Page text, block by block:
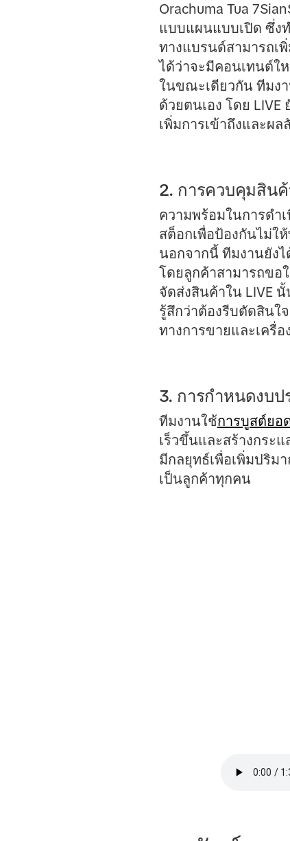
Orachuma Tua
แบบแผนแบบเปิด ซึ่ง
ทางแบรนด์สามารถเ
ได้ว่าจะมีคอนเทนต์ใ
ในขณะเดียวกัน ทีมง
ด้วยตนเอง โดย
เพิ่มการเข้าถึงและผล
2. การควบคุมสิน
ความพร้อมในการดำ
สต็อกเพื่อป้องกันไม่ใ
นอกจากนี้ ทีมงานยัง
โดยลูกค้าสามารถขอ
จัดส่งสินค้าใน LIVE
รู้สึกว่าต้องรีบตัดสินใ
ทางการขายและเครื่
3. การกำหนดงบ
ทีมงานใช้การบูสต์ยอ
เร็วขึ้นและสร้างกระ
มีกลยุทธ์เพื่อเพิ่มปริม
เป็นลูกค้าทุกคน